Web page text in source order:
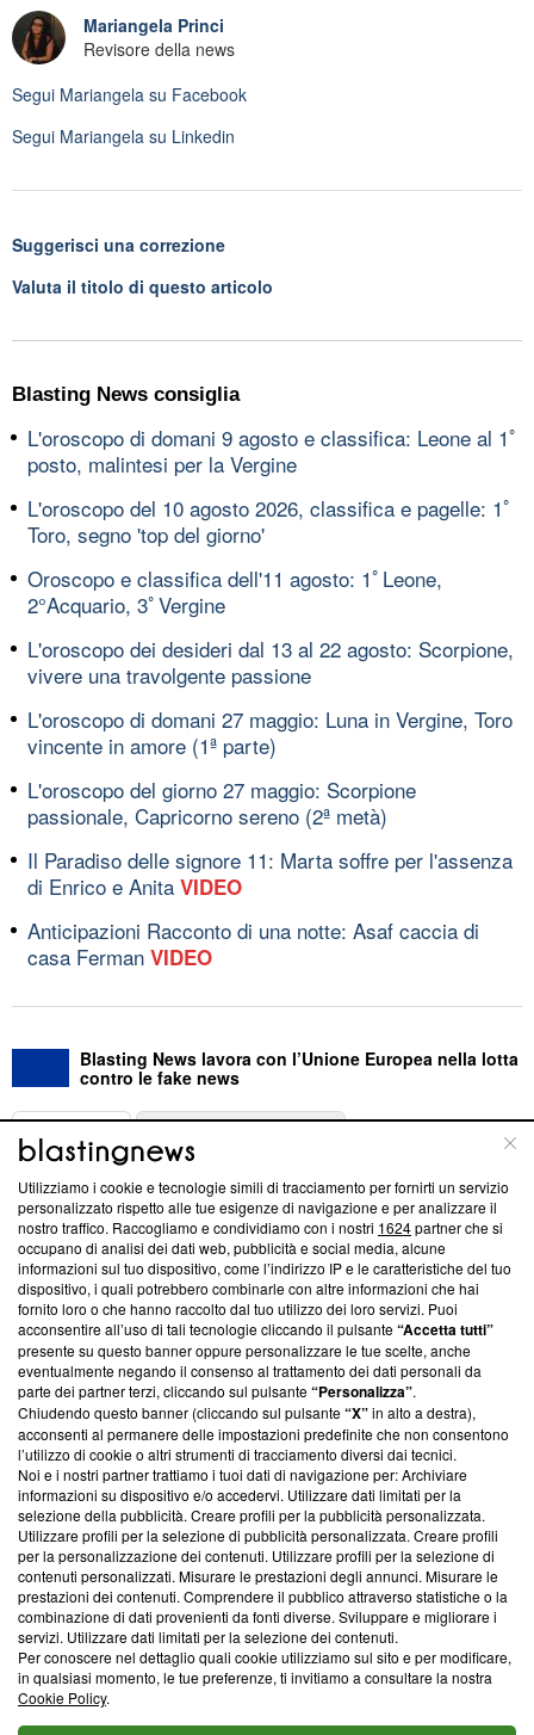
Mariangela Princi
Revisore della news
Segui Mariangela su Facebook
Segui Mariangela su Linkedin
Suggerisci una correzione
Valuta il titolo di questo articolo
Blasting News consiglia
L'oroscopo di domani 9 agosto e classifica: Leone al 1ﾟ
posto, malintesi per la Vergine
L'oroscopo del 10 agosto 2026, classifica e pagelle: 1ﾟ
Toro, segno 'top del giorno'
Oroscopo e classifica dell'11 agosto: 1ﾟLeone,
2°Acquario, 3ﾟVergine
L'oroscopo dei desideri dal 13 al 22 agosto: Scorpione,
vivere una travolgente passione
L'oroscopo di domani 27 maggio: Luna in Vergine, Toro
vincente in amore (1ª parte)
L'oroscopo del giorno 27 maggio: Scorpione
passionale, Capricorno sereno (2ª metà)
Il Paradiso delle signore 11: Marta soffre per l'assenza
di Enrico e Anita VIDEO
Anticipazioni Racconto di una notte: Asaf caccia di
casa Ferman VIDEO
Blasting News lavora con l’Unione Europea nella lotta
contro le fake news
ABOUT
Questa sezione offre informazioni trasparenti su Blasting
News, sui nostri processi editoriali e su come ci impegniamo a
creare news di qualità. Inoltre, afferma la nostra aderenza a
‘Trust Project - News with Integrity’Blasting News non è
ancora membro del programma, ma ha richiesto di farne
parte; Trust Project non ha ancora effettuato una verifica di
conformità agli standard.
Su di noi
Team editoriale
Corporate
Redazione
Informativa Privacy
Cookie Policy
Blasting SA, IDI CHE-247.845.224, Via Carlo Frasca, 3 - 6900
Lugano (Svizzera) Tel:+39 0690258937
© 2026 Blasting News
Utilizziamo i cookie e tecnologie simili di tracciamento per fornirti un servizio
personalizzato rispetto alle tue esigenze di navigazione e per analizzare il
nostro traffico. Raccogliamo e condividiamo con i nostri 1624partner che si
occupano di analisi dei dati web, pubblicità e social media, alcune
informazioni sul tuo dispositivo, come l’indirizzo IP e le caratteristiche del tuo
dispositivo, i quali potrebbero combinarle con altre informazioni che hai
fornito loro o che hanno raccolto dal tuo utilizzo dei loro servizi. Puoi
acconsentire all’uso di tali tecnologie cliccando il pulsante“Accetta tutti”
presente su questo banner oppure personalizzare le tue scelte, anche
eventualmente negando il consenso al trattamento dei dati personali da
parte dei partner terzi, cliccando sul pulsante“Personalizza”.
Chiudendo questo banner (cliccando sul pulsante“X”in alto a destra),
acconsenti al permanere delle impostazioni predefinite che non consentono
l’utilizzo di cookie o altri strumenti di tracciamento diversi dai tecnici.
Noi e i nostri partner trattiamo i tuoi dati di navigazione per: Archiviare
informazioni su dispositivo e/o accedervi. Utilizzare dati limitati per la
selezione della pubblicità. Creare profili per la pubblicità personalizzata.
Utilizzare profili per la selezione di pubblicità personalizzata. Creare profili
per la personalizzazione dei contenuti. Utilizzare profili per la selezione di
contenuti personalizzati. Misurare le prestazioni degli annunci. Misurare le
prestazioni dei contenuti. Comprendere il pubblico attraverso statistiche o la
combinazione di dati provenienti da fonti diverse. Sviluppare e migliorare i
servizi. Utilizzare dati limitati per la selezione dei contenuti.
Per conoscere nel dettaglio quali cookie utilizziamo sul sito e per modificare,
in qualsiasi momento, le tue preferenze, ti invitiamo a consultare la nostra
Cookie Policy.